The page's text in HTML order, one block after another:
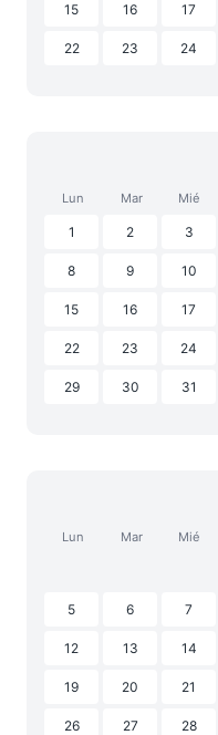
15 16 17
22 23 24
Lun Mar Mié
1 2 3
8 9 10
15 16 17
22 23 24
29 30 31
Lun Mar Mié
5 6 7
12 13 14
19 20 21
26 27 28